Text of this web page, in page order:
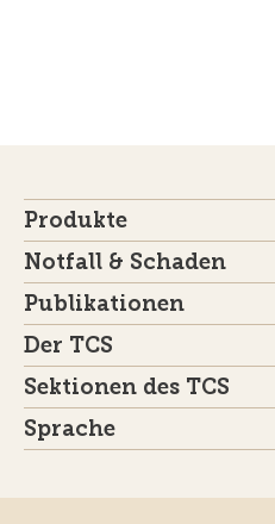
Produkte
Notfall & Schaden
Publikationen
Der TCS
Sektionen des TCS
Sprache